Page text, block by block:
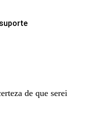
de que serei